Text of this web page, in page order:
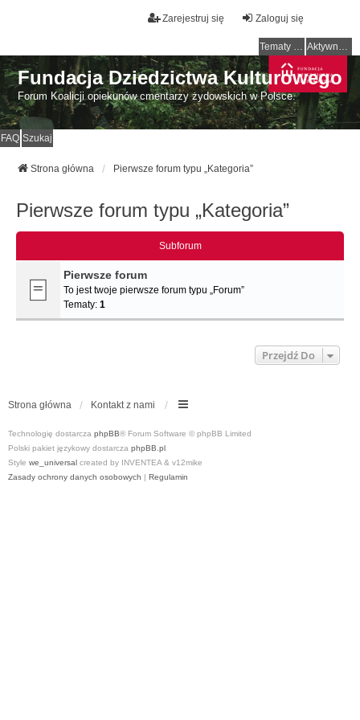
Zaloguj się
Zarejestruj się
Tematy bez odpowiedzi Aktywne tematy
Fundacja Dziedzictwa Kulturowego
Forum Koalicji opiekunów cmentarzy żydowskich w Polsce.
FAQ Szukaj
Strona główna Pierwsze forum typu „Kategoria”
Pierwsze forum typu „Kategoria”
Subforum
Pierwsze forum
To jest twoje pierwsze forum typu „Forum”
Tematy: 1
Przejdź Do
Strona główna Kontakt z nami
Technologię dostarcza phpBB® Forum Software © phpBB Limited
Polski pakiet językowy dostarcza phpBB.pl
Style we_universal created by INVENTEA & v12mike
Zasady ochrony danych osobowych | Regulamin